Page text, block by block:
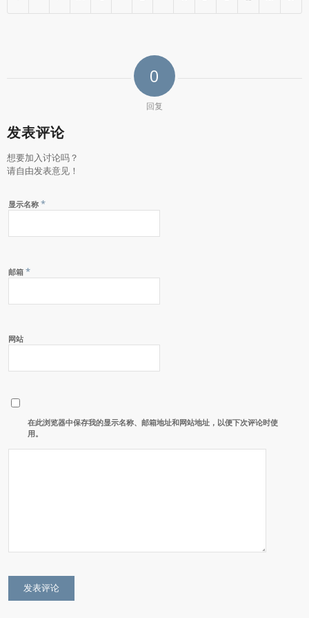
0
回复
发表评论
想要加入讨论吗？
请自由发表意见！
显示名称 *
邮箱 *
网站
在此浏览器中保存我的显示名称、邮箱地址和网站地址，以便下次评论时使
用。